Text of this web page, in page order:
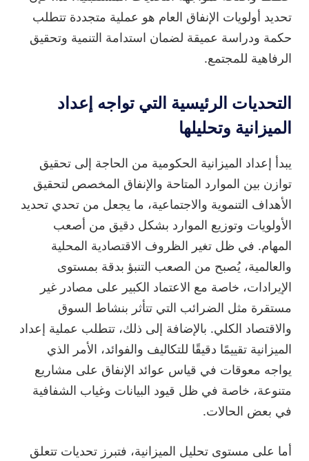
تحديد أولويات الإنفاق العام هو عملية متجددة تتطلب
حكمة ودراسة عميقة لضمان استدامة التنمية وتحقيق
الرفاهية للمجتمع.
التحديات الرئيسية التي تواجه إعداد
الميزانية وتحليلها
يبدأ إعداد الميزانية الحكومية من الحاجة إلى تحقيق
توازن بين الموارد المتاحة والإنفاق المخصص لتحقيق
الأهداف التنموية والاجتماعية، ما يجعل من تحدي تحديد
الأولويات وتوزيع الموارد بشكل دقيق من أصعب
المهام. في ظل تغير الظروف الاقتصادية المحلية
والعالمية، يُصبح من الصعب التنبؤ بدقة بمستوى
الإيرادات، خاصة مع الاعتماد الكبير على مصادر غير
مستقرة مثل الضرائب التي تتأثر بنشاط السوق
والاقتصاد الكلي. بالإضافة إلى ذلك، تتطلب عملية إعداد
الميزانية تقييمًا دقيقًا للتكاليف والفوائد، الأمر الذي
يواجه معوقات في قياس عوائد الإنفاق على مشاريع
متنوعة، خاصة في ظل قيود البيانات وغياب الشفافية
في بعض الحالات.
أما على مستوى تحليل الميزانية، فتبرز تحديات تتعلق